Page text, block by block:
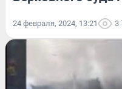
24 февраля, 2024, 13:21 3